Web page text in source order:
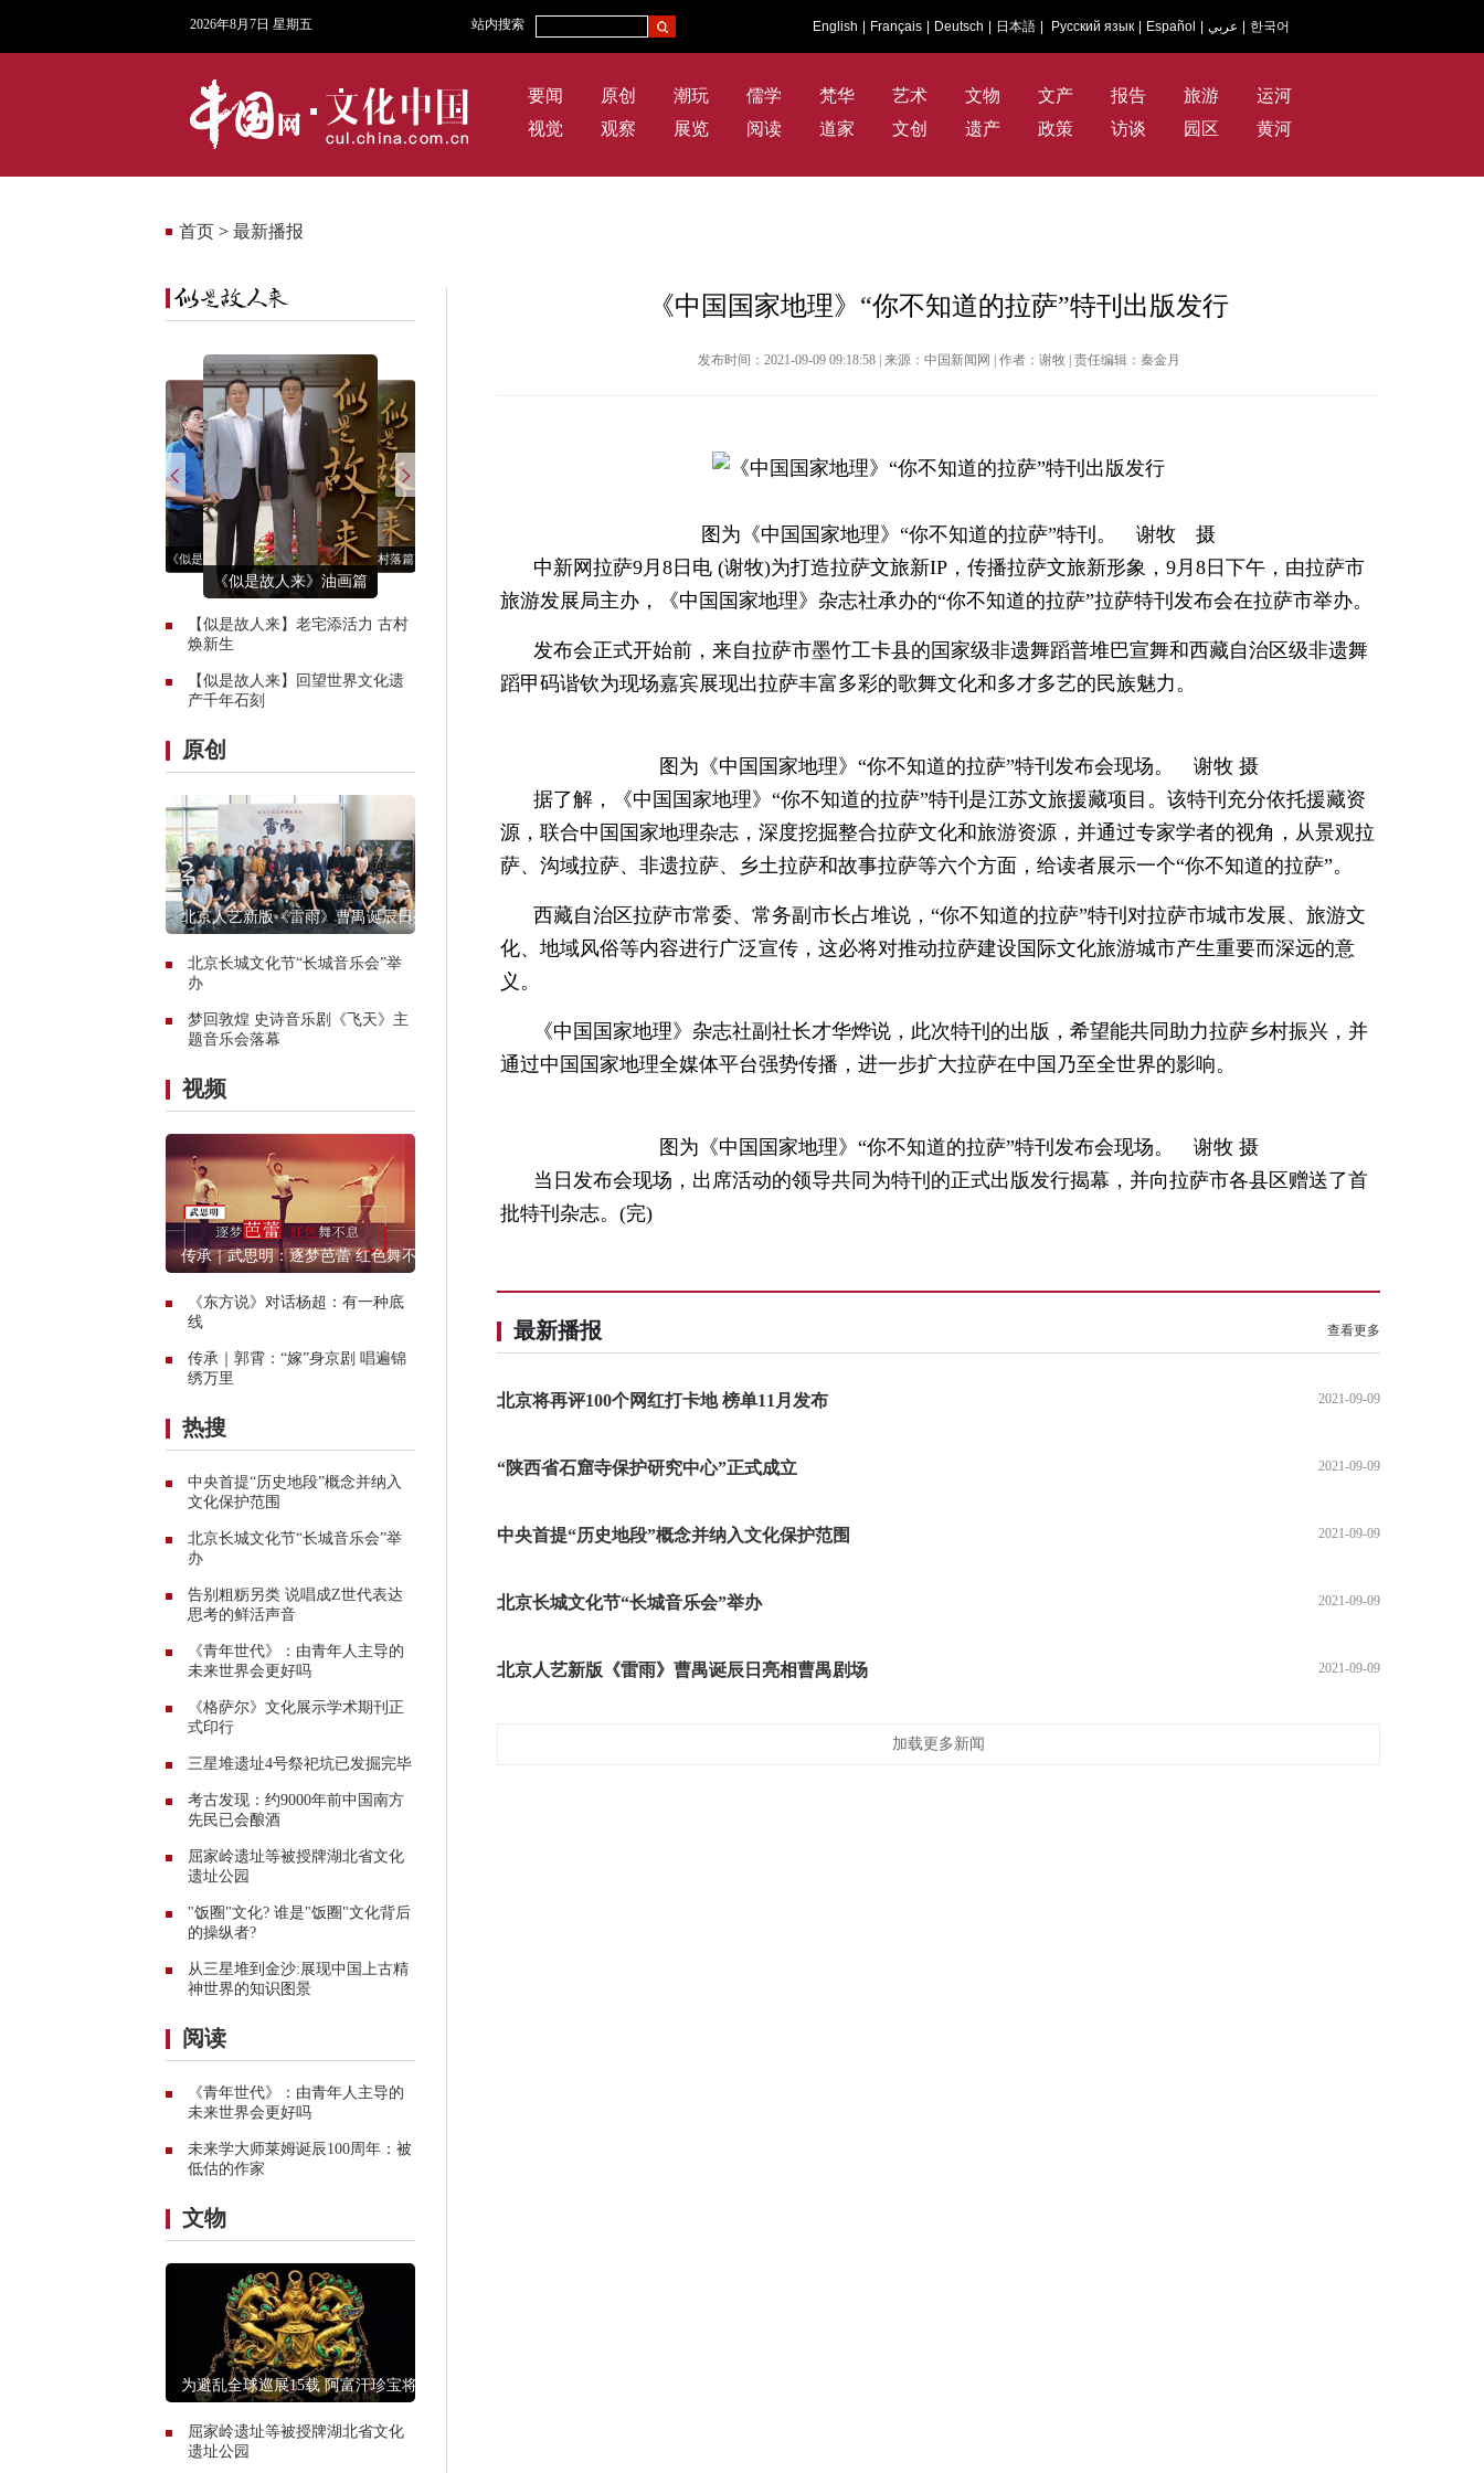
2026年8月7日 星期五 站内搜索 English Français Deutsch 日本語 Русский язык Español عربي 한국어
要闻 原创 潮玩 儒学 梵华 艺术 文物 文产 报告 旅游
运河
视觉
观察 展览 阅读 道家 文创 遗产 政策 访谈 园区 黄河
首页 > 最新播报
《似是故人来》古村落篇
《似是故人来》大足石刻
《似是故人来》油画篇
《似是故人来》古村落篇
《似是故人来》大足石刻
《似是故人来》油画篇
《似是故人来》古村落篇
【似是故人来】老宅添活力 古村
焕新生
【似是故人来】回望世界文化遗
产千年石刻
原创
北京人艺新版《雷雨》曹禺诞辰日亮
北京长城文化节“长城音乐会”举
办
梦回敦煌 史诗音乐剧《飞天》主
题音乐会落幕
视频
传承｜武思明：逐梦芭蕾 红色舞不
《东方说》对话杨超：有一种底
线
传承｜郭霄：“嫁”身京剧 唱遍锦
绣万里
热搜
中央首提“历史地段”概念并纳入
文化保护范围
北京长城文化节“长城音乐会”举
办
告别粗粝另类 说唱成Z世代表达
思考的鲜活声音
《青年世代》：由青年人主导的
未来世界会更好吗
《格萨尔》文化展示学术期刊正
式印行
三星堆遗址4号祭祀坑已发掘完毕
考古发现：约9000年前中国南方
先民已会酿酒
屈家岭遗址等被授牌湖北省文化
遗址公园
"饭圈"文化? 谁是"饭圈"文化背后
的操纵者?
从三星堆到金沙:展现中国上古精
神世界的知识图景
阅读
《青年世代》：由青年人主导的
未来世界会更好吗
未来学大师莱姆诞辰100周年：被
低估的作家
文物
为避乱全球巡展15载 阿富汗珍宝将
屈家岭遗址等被授牌湖北省文化
遗址公园
《中国国家地理》“你不知道的拉萨”特刊出版发行
发布时间：2021-09-09 09:18:58 | 来源：中国新闻网 | 作者：谢牧 | 责任编辑：秦金月
图为《中国国家地理》“你不知道的拉萨”特刊。 谢牧 摄
中新网拉萨9月8日电 (谢牧)为打造拉萨文旅新IP，传播拉萨文旅新形象，9月8日下午，由拉萨市
旅游发展局主办，《中国国家地理》杂志社承办的“你不知道的拉萨”拉萨特刊发布会在拉萨市举办。
发布会正式开始前，来自拉萨市墨竹工卡县的国家级非遗舞蹈普堆巴宣舞和西藏自治区级非遗舞
蹈甲码谐钦为现场嘉宾展现出拉萨丰富多彩的歌舞文化和多才多艺的民族魅力。
图为《中国国家地理》“你不知道的拉萨”特刊发布会现场。 谢牧 摄
据了解，《中国国家地理》“你不知道的拉萨”特刊是江苏文旅援藏项目。该特刊充分依托援藏资
源，联合中国国家地理杂志，深度挖掘整合拉萨文化和旅游资源，并通过专家学者的视角，从景观拉
萨、沟域拉萨、非遗拉萨、乡土拉萨和故事拉萨等六个方面，给读者展示一个“你不知道的拉萨”。
西藏自治区拉萨市常委、常务副市长占堆说，“你不知道的拉萨”特刊对拉萨市城市发展、旅游文
化、地域风俗等内容进行广泛宣传，这必将对推动拉萨建设国际文化旅游城市产生重要而深远的意
义。
《中国国家地理》杂志社副社长才华烨说，此次特刊的出版，希望能共同助力拉萨乡村振兴，并
通过中国国家地理全媒体平台强势传播，进一步扩大拉萨在中国乃至全世界的影响。
图为《中国国家地理》“你不知道的拉萨”特刊发布会现场。 谢牧 摄
当日发布会现场，出席活动的领导共同为特刊的正式出版发行揭幕，并向拉萨市各县区赠送了首
批特刊杂志。(完)
最新播报 查看更多
北京将再评100个网红打卡地 榜单11月发布 2021-09-09
“陕西省石窟寺保护研究中心”正式成立 2021-09-09
中央首提“历史地段”概念并纳入文化保护范围 2021-09-09
北京长城文化节“长城音乐会”举办 2021-09-09
北京人艺新版《雷雨》曹禺诞辰日亮相曹禺剧场 2021-09-09
加载更多新闻